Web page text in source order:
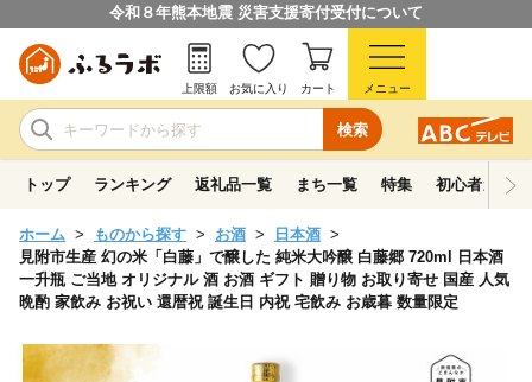
令和８年熊本地震 災害支援寄付受付について
検索
上限額 お気に入り カート メニュー
トップ ランキング 返礼品一覧 まち一覧 特集 初心者ガイド
ホーム ものから探す お酒
日本酒
見附市生産 幻の米「白藤」で醸した 純米大吟醸 白藤郷 720ml 日本酒
一升瓶 ご当地 オリジナル 酒 お酒 ギフト 贈り物 お取り寄せ 国産 人気
晩酌 家飲み お祝い 還暦祝 誕生日 内祝 宅飲み お歳暮 数量限定